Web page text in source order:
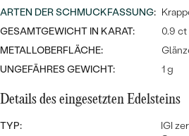
PERSONALISIERT
SYMBOLISCH
MINIMALISTISCH
NACH ANLASS
ARTEN DER SCHMUCKFASSUNG:
GESAMTGEWICHT IN KARAT:
0.9 ct
METALLOBERFLÄCHE:
UNGEFÄHRES GEWICHT:
1 g
Details des eingesetzten Edelsteins
TYP:
IGI